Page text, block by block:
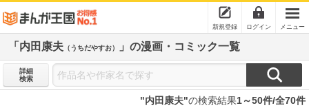
新規登録 ログイン メニュー
「内田康夫 （うちだやすお） 」の漫画・コミック一覧
詳細
検索
"内田康夫"の検索結果1～50件/全70件